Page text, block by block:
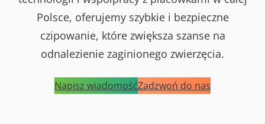
Polsce, oferujemy szybkie i bezpieczne
czipowanie, które zwiększa szanse na
odnalezienie zaginionego zwierzęcia.
Napisz wiadomośćZadzwoń do nas